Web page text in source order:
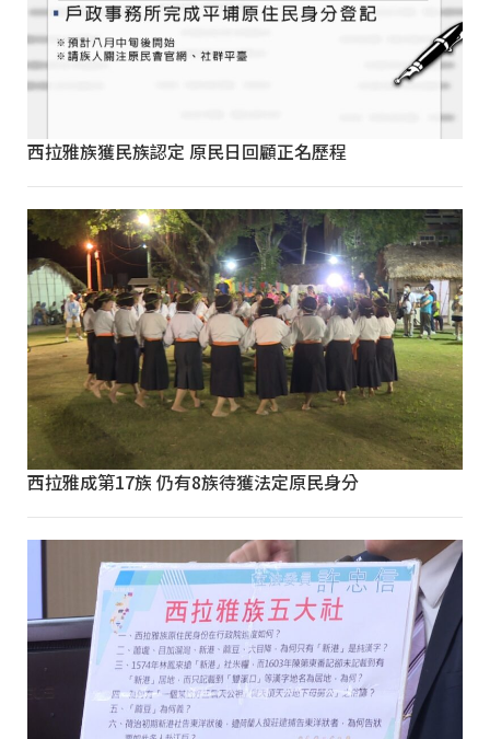
西拉雅族獲民族認定 原民日回顧正名歷程
西拉雅成第17族 仍有8族待獲法定原民身分